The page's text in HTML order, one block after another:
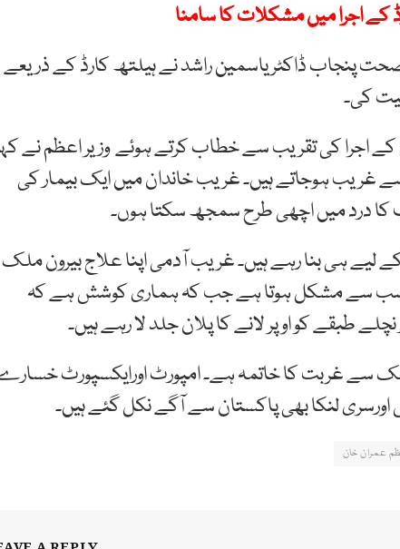
اجرا میں مشکلات کا سامنا
پنجاب ڈاکٹر یاسمین راشد نے ہیلتھ کارڈ کے ذریعے
کی۔
اجرا کی تقریب سے خطاب کرتے ہوئے وزیر اعظم نے
غریب ہوجاتے ہیں۔ غریب خاندان میں ایک بیمار کی
درد میں اچھی طرح سمجھ سکتا ہوں۔
لیے ہی بنا رہے ہیں۔ غریب آدمی اپنا علاج بیرون ملک
سب سے مشکل ہوتا ہے جب کہ ہماری کوشش ہے کہ
طبقے کو اوپر لانے کا پلان جلد لا رہے ہیں۔
سے غربت کا خاتمہ ہے۔ امپورٹ اورایکسپورٹ
لنکا بھی پاکستان سے آگے نکل گئے ہیں۔
عمران خان